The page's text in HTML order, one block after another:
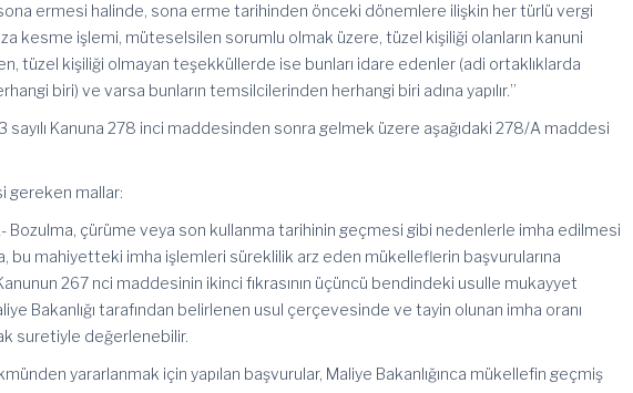
ermesi halinde, sona erme tarihinden önceki dönemlere ilişkin her türlü vergi
kesme işlemi, müteselsilen sorumlu olmak üzere, tüzel kişiliği olanların kanuni
tüzel kişiliği olmayan teşekküllerde ise bunları idare edenler (adi ortaklıklarda
biri) ve varsa bunların temsilcilerinden herhangi biri adına yapılır.”
sayılı Kanuna 278 inci maddesinden sonra gelmek üzere aşağıdaki 278/A maddesi
gereken mallar:
Bozulma, çürüme veya son kullanma tarihinin geçmesi gibi nedenlerle imha edilmesi
bu mahiyetteki imha işlemleri süreklilik arz eden mükelleflerin başvurularına
267 nci maddesinin ikinci fıkrasının üçüncü bendindeki usulle mukayyet
Bakanlığı tarafından belirlenen usul çerçevesinde ve tayin olunan imha oranı
suretiyle değerlenebilir.
yararlanmak için yapılan başvurular, Maliye Bakanlığınca mükellefin geçmiş